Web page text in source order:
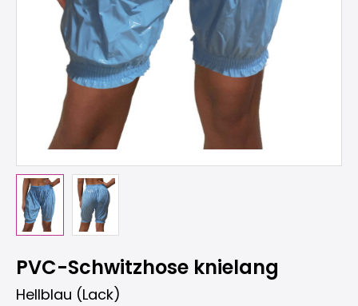
PVC-Schwitzhose knielang
Hellblau (Lack)